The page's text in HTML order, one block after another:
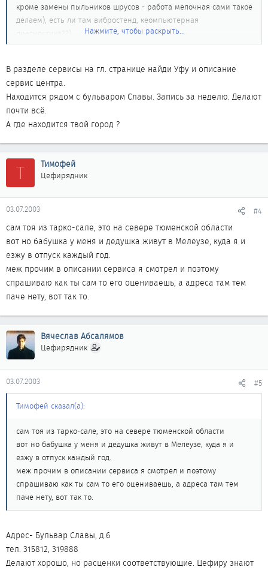
кроме замены пыльников шрусов - работа мелочная сами такое
делаем), есть ли там вибростенд, кеомпьютерная
диагностика??)
- сама процедура записи
Нажмите, чтобы раскрыть...
В разделе сервисы на гл. странице найди Уфу и описание
сервис центра.
Находится рядом с бульваром Славы. Запись за неделю. Делают
почти всё.
А где находится твой город ?
Т Тимофей
Цефирядник
03.07.2003 #4
сам тоя из тарко-сале, это на севере тюменской области
вот но бабушка у меня и дедушка живут в Мелеузе, куда я и
езжу в отпуск каждый год.
меж прочим в описании сервиса я смотрел и поэтому
спрашиваю как ты сам то его оцениваешь, а адреса там тем
паче нету, вот так то.
Вячеслав Абсалямов
Цефирядник
03.07.2003 #5
Тимофей сказал(а):
сам тоя из тарко-сале, это на севере тюменской области
вот но бабушка у меня и дедушка живут в Мелеузе, куда я и
езжу в отпуск каждый год.
меж прочим в описании сервиса я смотрел и поэтому
спрашиваю как ты сам то его оцениваешь, а адреса там тем
паче нету, вот так то.
Адрес- Бульвар Славы, д.6
тел. 315812, 319888
Делают хорошо, но расценки соответствующие. Цефиру знают